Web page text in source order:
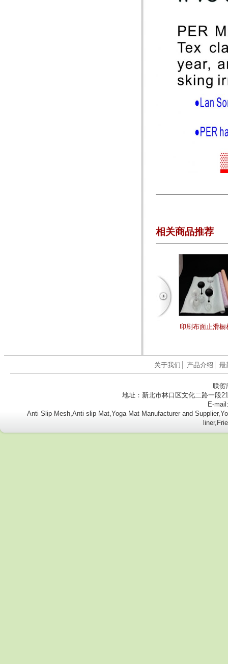
相关商品推荐
印刷布面止滑橱
关于我们 产品介绍 最
联贺
地址：新北市林口区文化二路一段
E-
Anti Slip Mesh,Anti slip Mat,Yoga Mat Manufacturer and